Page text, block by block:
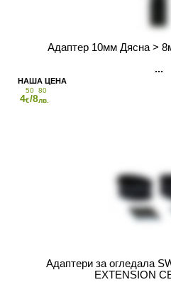
Адаптер 10мм Дясна >
4
50
€/8
80
лв.
Адаптери за огледала
EXTENSION